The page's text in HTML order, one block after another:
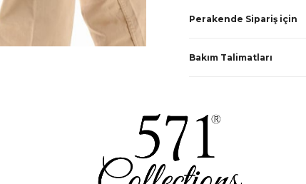
Perakende Sipariş için
Bakım Talimatları